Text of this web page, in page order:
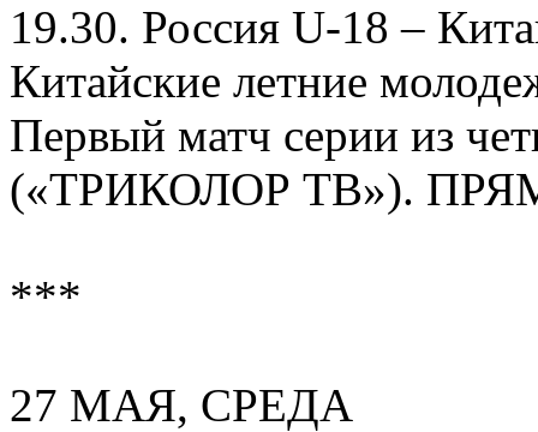
19.30. Россия U-18 –
Китайские летние
Первый матч серии из
(«ТРИКОЛОР ТВ»).
***
27 МАЯ, СРЕДА